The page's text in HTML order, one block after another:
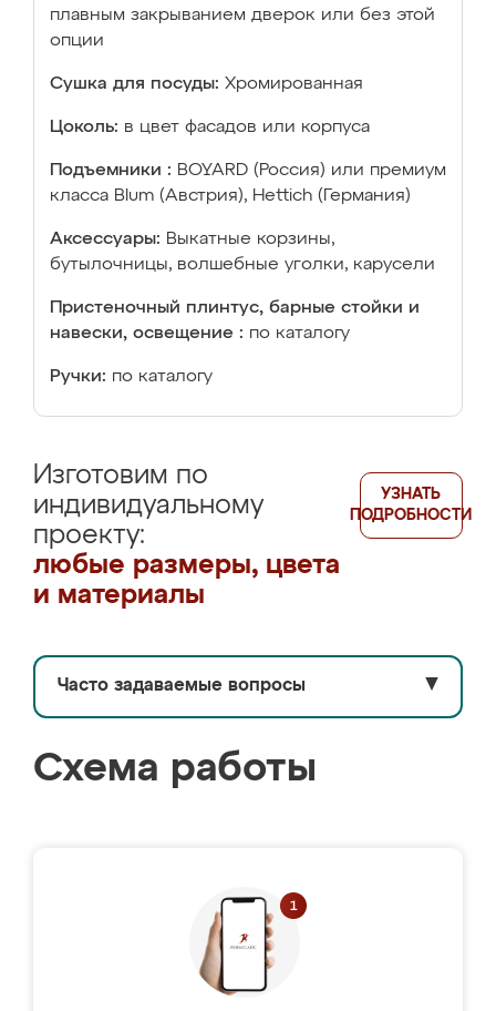
плавным закрыванием дверок или без этой
опции
Сушка для посуды: Хромированная
Цоколь: в цвет фасадов или корпуса
Подъемники : BOYARD (Россия) или премиум
класса Blum (Австрия), Hettich (Германия)
Аксессуары: Выкатные корзины,
бутылочницы, волшебные уголки, карусели
Пристеночный плинтус, барные стойки и
навески, освещение : по каталогу
Ручки: по каталогу
Изготовим по
индивидуальному
проекту:
любые размеры, цвета
и материалы
УЗНАТЬ
ПОДРОБНОСТИ
Часто задаваемые вопросы ▼
Схема работы